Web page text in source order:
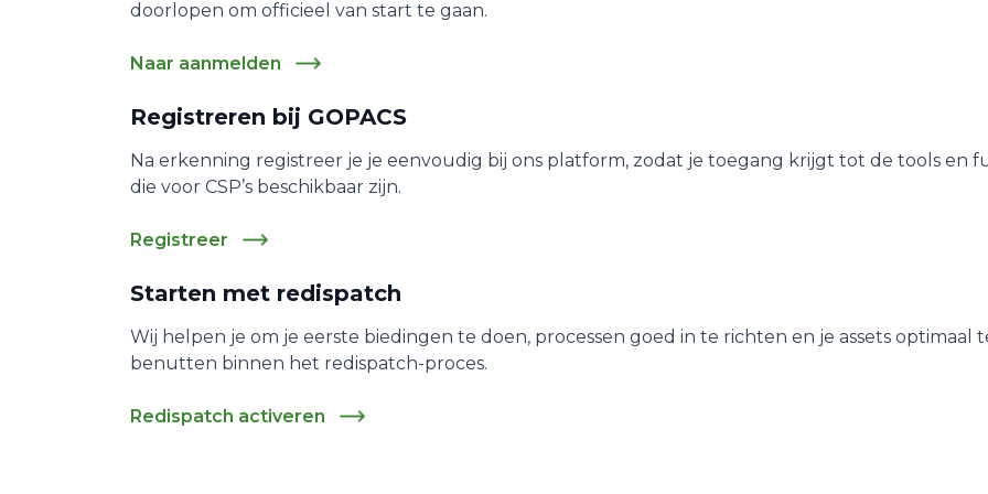
doorlopen om officieel van start te gaan.
Naar aanmelden
Registreren bij GOPACS
Na erkenning registreer je je eenvoudig bij ons platform, zodat je toegang krijgt tot de tools en
die voor CSP’s beschikbaar zijn.
Registreer
Starten met redispatch
Wij helpen je om je eerste biedingen te doen, processen goed in te richten en je assets optimaal
benutten binnen het redispatch-proces.
Redispatch activeren